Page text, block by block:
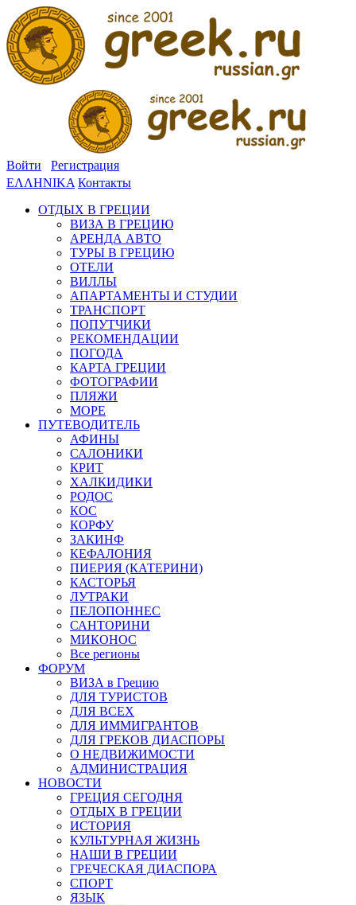
Войти
Регистрация
ΕΛΛΗΝΙΚΑ Контакты
ОТДЫХ В ГРЕЦИИ
ВИЗА В ГРЕЦИЮ
АРЕНДА АВТО
ТУРЫ В ГРЕЦИЮ
ОТЕЛИ
ВИЛЛЫ
АПАРТАМЕНТЫ И СТУДИИ
ТРАНСПОРТ
ПОПУТЧИКИ
РЕКОМЕНДАЦИИ
ПОГОДА
КАРТА ГРЕЦИИ
ФОТОГРАФИИ
ПЛЯЖИ
МОРЕ
ПУТЕВОДИТЕЛЬ
АФИНЫ
САЛОНИКИ
КРИТ
ХАЛКИДИКИ
РОДОС
КОС
КОРФУ
ЗАКИНФ
КЕФАЛОНИЯ
ПИЕРИЯ (КАТЕРИНИ)
КАСТОРЬЯ
ЛУТРАКИ
ПЕЛОПОННЕС
САНТОРИНИ
МИКОНОС
Все регионы
ФОРУМ
ВИЗА в Грецию
ДЛЯ ТУРИСТОВ
ДЛЯ ВСЕХ
ДЛЯ ИММИГРАНТОВ
ДЛЯ ГРЕКОВ ДИАСПОРЫ
О НЕДВИЖИМОСТИ
АДМИНИСТРАЦИЯ
НОВОСТИ
ГРЕЦИЯ СЕГОДНЯ
ОТДЫХ В ГРЕЦИИ
ИСТОРИЯ
КУЛЬТУРНАЯ ЖИЗНЬ
НАШИ В ГРЕЦИИ
ГРЕЧЕСКАЯ ДИАСПОРА
СПОРТ
ЯЗЫК